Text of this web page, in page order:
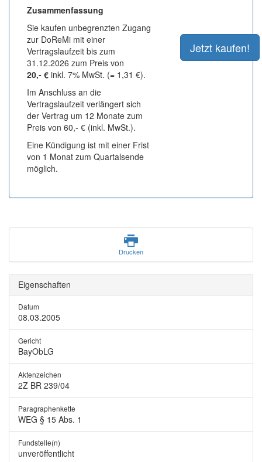
Zusammenfassung
Sie kaufen unbegrenzten Zugang
zur DoReMi mit einer
Vertragslaufzeit bis zum
31.12.2026 zum Preis von
20,- € inkl. 7% MwSt. (= 1,31 €).
Im Anschluss an die
Vertragslaufzeit verlängert sich
der Vertrag um 12 Monate zum
Preis von 60,- € (inkl. MwSt.).
Eine Kündigung ist mit einer Frist
von 1 Monat zum Quartalsende
möglich.
Drucken
Eigenschaften
Datum
08.03.2005
Gericht
BayObLG
Aktenzeichen
2Z BR 239/04
Paragraphenkette
WEG § 15 Abs. 1
Fundstelle(n)
unveröffentlicht